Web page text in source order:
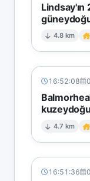
Lindsay'ın
4.8 km
16:52:08
4.7 km
16:51:36